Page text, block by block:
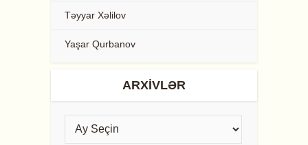
Təyyar Xəlilov
Yaşar Qurbanov
ARXIVLƏR